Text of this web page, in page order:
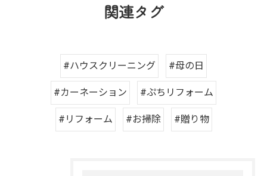
関連タグ
#ハウスクリーニング #母の日
#カーネーション #ぷちリフォーム
#リフォーム #お掃除 #贈り物